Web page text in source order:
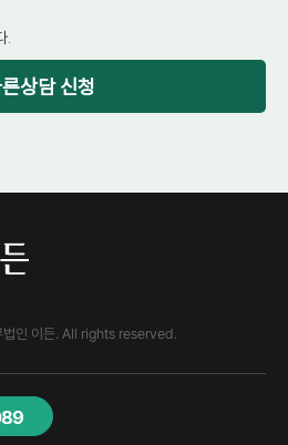
.
상담 신청
이든. All rights reserved.